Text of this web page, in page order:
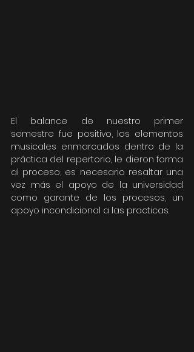
El balance de nuestro primer
semestre fue positivo, los elementos
musicales enmarcados dentro de la
práctica del repertorio, le dieron forma
al proceso; es necesario resaltar una
vez más el apoyo de la universidad
como garante de los procesos, un
apoyo incondicional a las practicas.